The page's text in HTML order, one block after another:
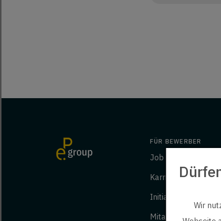
FÜR BEWERBER
Job finden
Karriere bei ep
Initiativbewerbung
Mitarbeiter werben
Wir